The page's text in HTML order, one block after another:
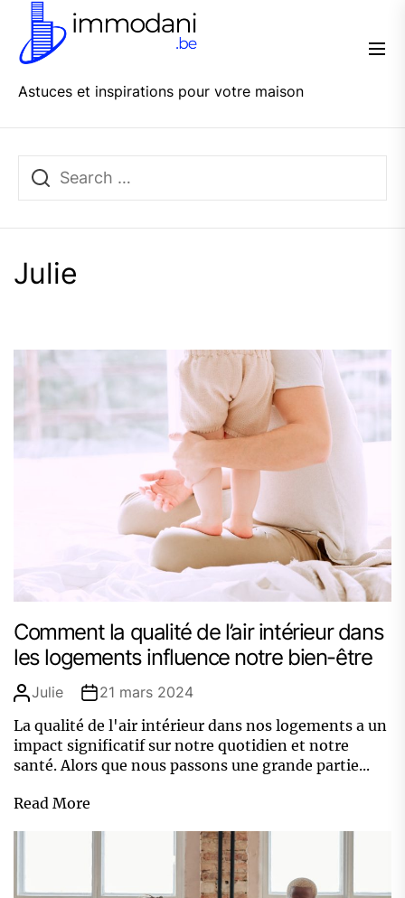
the
content
Astuces et inspirations pour votre maison
Julie
Comment la qualité de l’air intérieur dans
les logements influence notre bien-être
Julie
21 mars 2024
La qualité de l'air intérieur dans nos logements a un
impact significatif sur notre quotidien et notre
santé. Alors que nous passons une grande partie...
Read More